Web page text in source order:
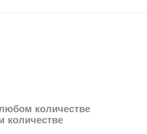
количестве
количестве